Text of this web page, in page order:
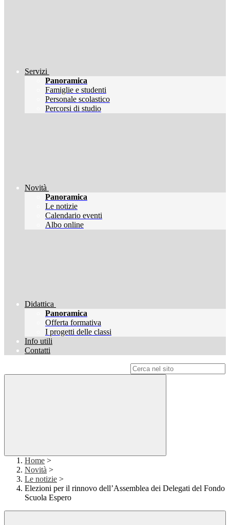
Servizi
Panoramica
Famiglie e studenti
Personale scolastico
Percorsi di studio
Novità
Panoramica
Le notizie
Calendario eventi
Albo online
Didattica
Panoramica
Offerta formativa
I progetti delle classi
Info utili
Contatti
Home >
Novità >
Le notizie >
Elezioni per il rinnovo dell’Assemblea dei Delegati del Fondo
Scuola Espero